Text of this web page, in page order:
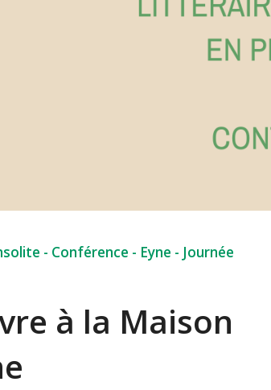
- Conférence - Eyne - Journée
à la Maison